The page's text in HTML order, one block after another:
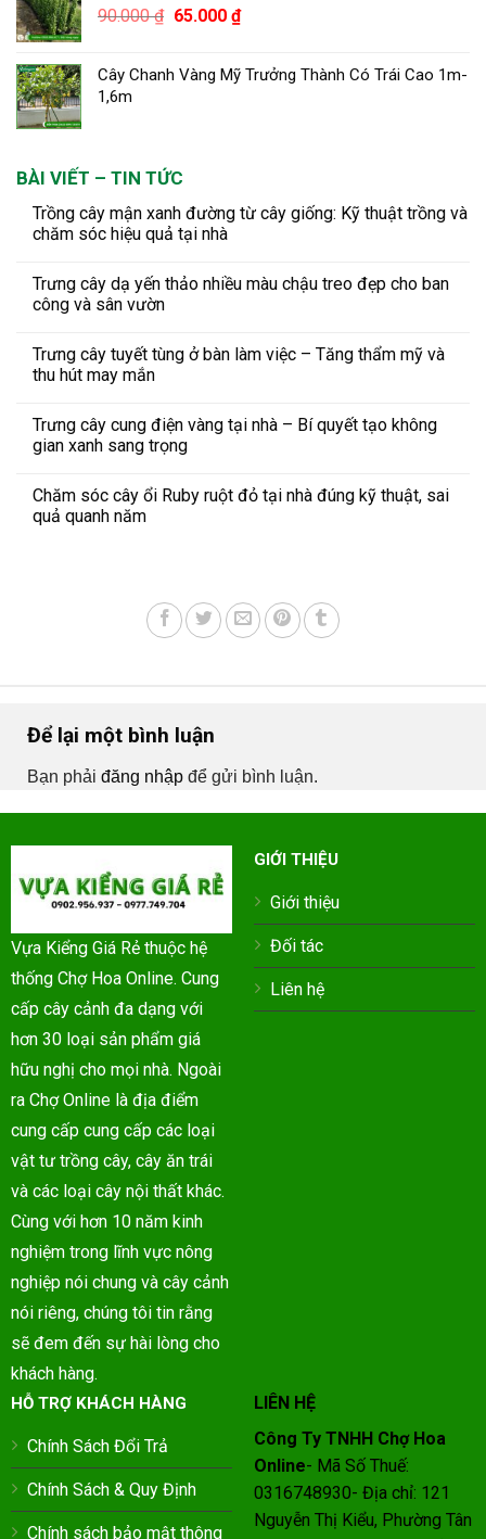
90.000₫ Giá
90.000 ₫.
65.000 ₫Giá
là:
Cây Chanh Vàng Mỹ Trưởng Thành Có Trái Cao 1m-
1,6m
BÀI VIẾT – TIN TỨC
Trồng cây mận xanh đường từ cây giống: Kỹ thuật trồng và
chăm sóc hiệu quả tại nhà
Trưng cây dạ yến thảo nhiều màu chậu treo đẹp cho ban
công và sân vườn
Trưng cây tuyết tùng ở bàn làm việc – Tăng thẩm mỹ và
thu hút may mắn
Trưng cây cung điện vàng tại nhà – Bí quyết tạo không
gian xanh sang trọng
Chăm sóc cây ổi Ruby ruột đỏ tại nhà đúng kỹ thuật, sai
quả quanh năm
Để lại một bình luận
Bạn phải đăng nhập để gửi bình luận.
Vựa Kiểng Giá Rẻ thuộc hệ
thống Chợ Hoa Online. Cung
cấp cây cảnh đa dạng với
hơn 30 loại sản phẩm giá
hữu nghị cho mọi nhà. Ngoài
ra Chợ Online là địa điểm
cung cấp cung cấp các loại
vật tư trồng cây, cây ăn trái
và các loại cây nội thất khác.
Cùng với hơn 10 năm kinh
nghiệm trong lĩnh vực nông
nghiệp nói chung và cây cảnh
nói riêng, chúng tôi tin rằng
sẽ đem đến sự hài lòng cho
khách hàng.
GIỚI THIỆU
Giới thiệu
Đối tác
Liên hệ
HỖ TRỢ KHÁCH HÀNG
Chính Sách Đổi Trả
Chính Sách & Quy Định
Chính sách bảo mật thông
LIÊN HỆ
Công Ty TNHH Chợ Hoa
Online- Mã Số Thuế:
0316748930- Địa chỉ: 121
Nguyễn Thị Kiểu, Phường Tân